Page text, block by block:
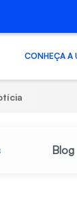
CONHEÇA A
Blog